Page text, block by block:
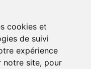
cookies et
de suivi
expérience
notre site, pour